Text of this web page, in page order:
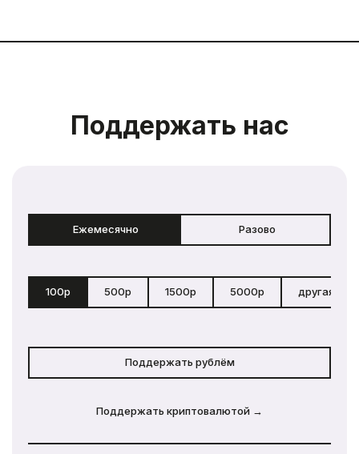
Поддержать нас
Ежемесячно Разово
100р 500р 1500р 5000р другая
Поддержать рублём
Поддержать криптовалютой →